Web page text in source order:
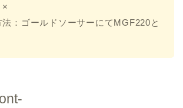
×
法：ゴールドソーサーにてMGF220と